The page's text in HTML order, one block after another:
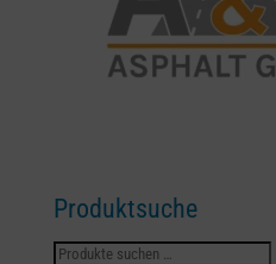
Produktsuche
Suchen